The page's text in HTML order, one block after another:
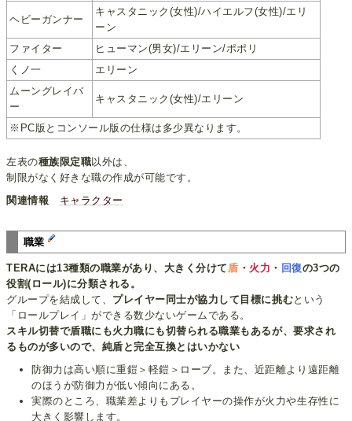
ヘビーガンナー
キャスタニック(女性)/ハイエルフ(女性)/エリ
ーン
ファイター
ヒューマン(男女)/エリーン/ポポリ
くノ一
エリーン
ムーングレイバ
ー
キャスタニック(女性)/エリーン
※PC版とコンソール版の仕様は多少異なります。
左表の種族限定職以外は、
制限がなく好きな職の作成が可能です。
関連情報
キャラクター
職業
TERAには13種類の職業があり、大きく分けて 盾 ・ 火力 ・ 回復の3つの
役割(ロール)に分類される。
グループを結成して、 プレイヤー同士が協力して目標に挑むという
「ロールプレイ」ができる数少ないゲームである。
スキル切替で盾職にも火力職にも切替られる職業もあるが、要求され
るものが多いので、純盾と完全互換とはいかない
防御力は高い順に重鎧＞軽鎧＞ローブ。また、近距離より遠距離
のほうが防御力が低い傾向にある。
実際のところ、職業差よりもプレイヤーの操作が火力や生存性に
大きく影響します。